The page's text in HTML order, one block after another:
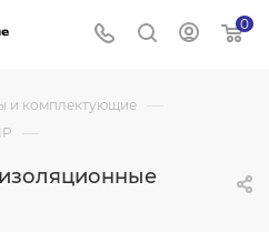
0
и комплектующие —
—